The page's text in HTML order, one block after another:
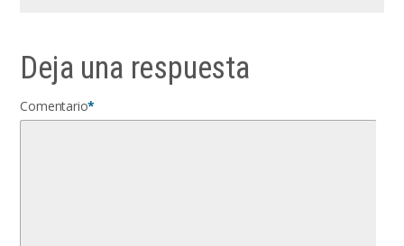
Deja una respuesta
Comentario*